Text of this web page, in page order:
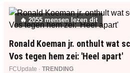
🔥 2055 mensen lezen dit
Ronald Koeman jr. onthult wat
Vos tegen hem zei: 'Heel apart'
FCUpdate · TRENDING